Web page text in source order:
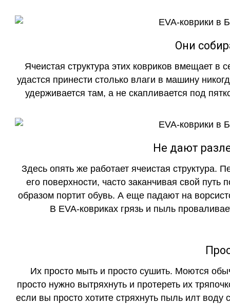
Они
Ячеистая структура этих ковриков вмещает в
удастся принести столько влаги в машину
удерживается там, а не скапливается под
Не дают
Здесь опять же работает ячеистая структура.
его поверхности, часто заканчивая свой
образом портит обувь. А еще падают на
В EVA-ковриках грязь и пыль
Их просто мыть и просто сушить. Моются
просто нужно вытряхнуть и протереть их
если вы просто хотите стряхнуть пыль илт воду